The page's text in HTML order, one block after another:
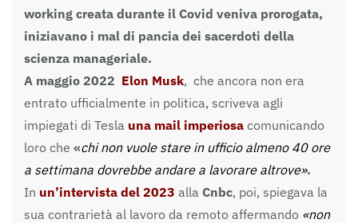
working creata durante il Covid veniva prorogata,
iniziavano i mal di pancia dei sacerdoti della
scienza manageriale.
A maggio 2022 Elon Musk, che ancora non era
entrato ufficialmente in politica, scriveva agli
impiegati di Tesla una mail imperiosa comunicando
loro che «chi non vuole stare in ufficio almeno 40 ore
a settimana dovrebbe andare a lavorare altrove».
In un’intervista del 2023 alla Cnbc, poi, spiegava la
sua contrarietà al lavoro da remoto affermando «non